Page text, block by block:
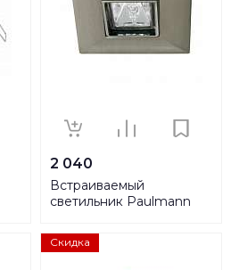
2 040
Встраиваемый
светильник Paulmann
Скидка